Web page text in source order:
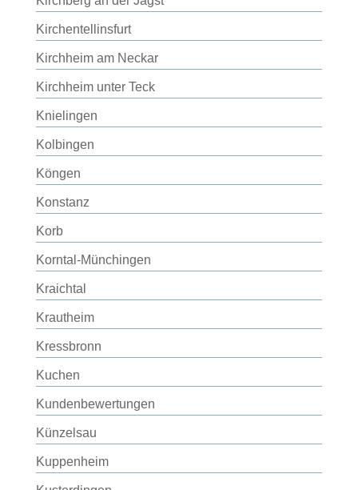
Kirchentellinsfurt
Kirchheim am Neckar
Kirchheim unter Teck
Knielingen
Kolbingen
Köngen
Konstanz
Korb
Korntal-Münchingen
Kraichtal
Krautheim
Kressbronn
Kuchen
Kundenbewertungen
Künzelsau
Kuppenheim